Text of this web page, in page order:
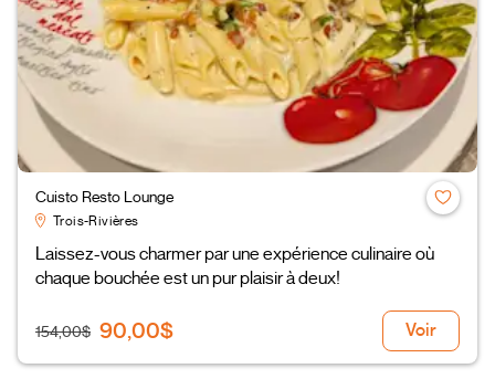
Cuisto Resto Lounge
Trois-Rivières
Laissez-vous charmer par une expérience culinaire où
chaque bouchée est un pur plaisir à deux!
154,00$ 90,00$ Voir